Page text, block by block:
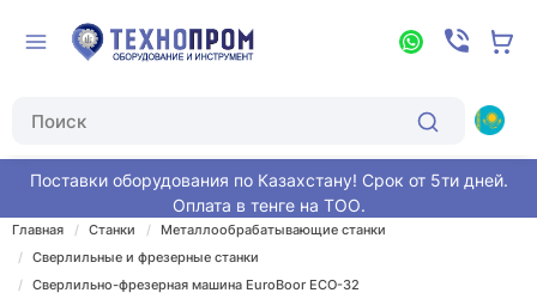
Поставки оборудования по Казахстану! Срок от 5ти дней.
Оплата в тенге на ТОО.
Главная Станки
Металлообрабатывающие станки
Сверлильные и фрезерные станки
Cверлильно-фрезерная машина EuroBoor ECO-32